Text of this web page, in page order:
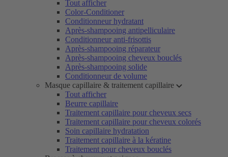
Tout afficher
Color-Conditioner
Conditionneur hydratant
Après-shampooing antipelliculaire
Conditionneur anti-frisottis
Après-shampooing réparateur
Après-shampooing cheveux bouclés
Après-shampooing solide
Conditionneur de volume
Masque capillaire & traitement capillaire
Tout afficher
Beurre capillaire
Traitement capillaire pour cheveux secs
Traitement capillaire pour cheveux colorés
Soin capillaire hydratation
Traitement capillaire à la kératine
Traitement pour cheveux bouclés